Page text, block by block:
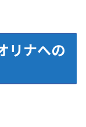
リナへの